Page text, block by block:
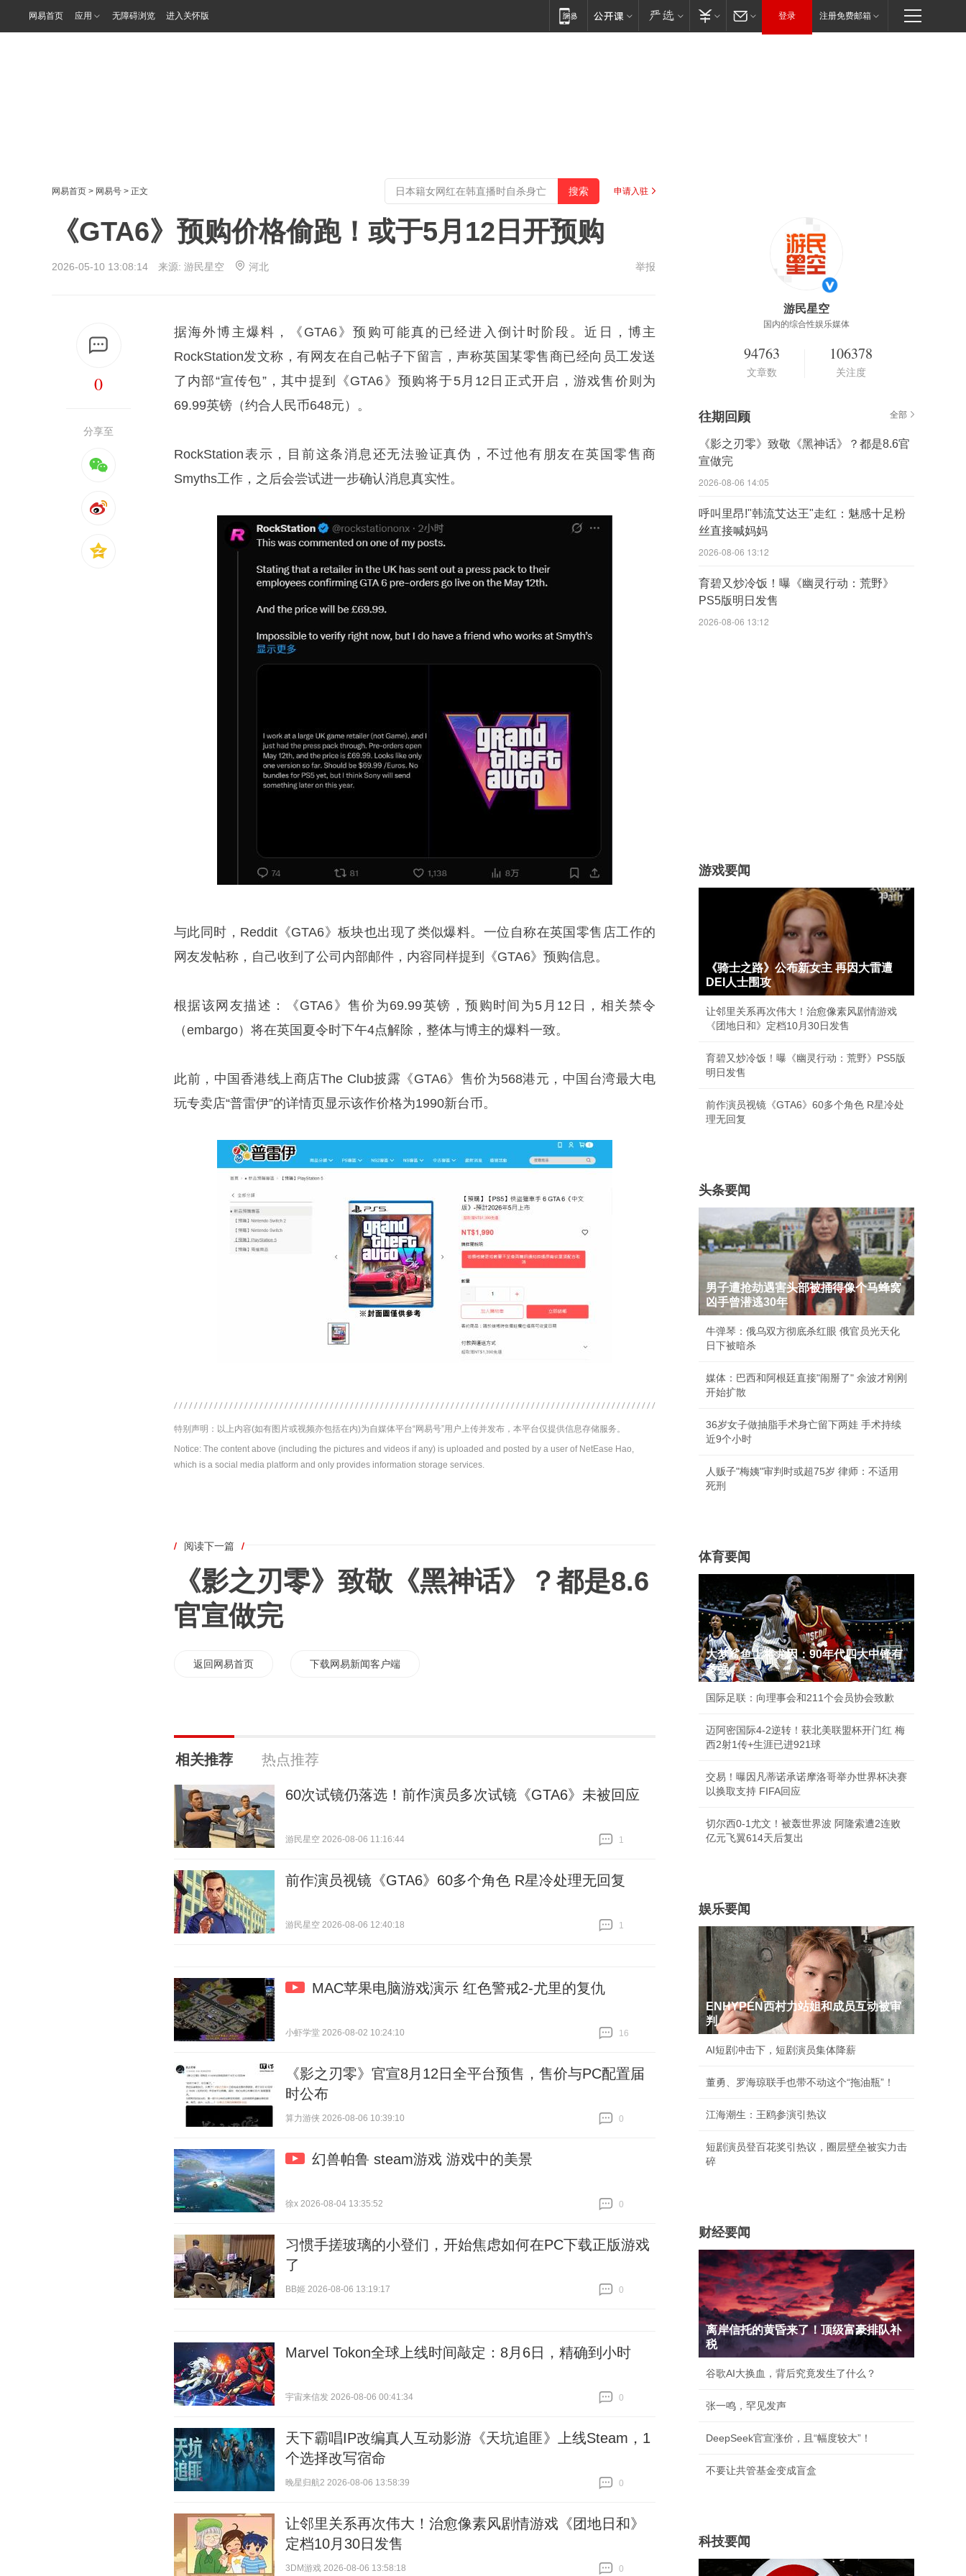
网易首页 应用 无障碍浏览 进入关怀版 登录 注册免费邮箱
网易首页 > 网易号 > 正文 申请入驻
《GTA6》预购价格偷跑！或于5月12日开预购
2026-05-10 13:08:14 来源: 游民星空 河北 举报
0
分享至
据海外博主爆料，《GTA6》预购可能真的已经进入倒计时阶段。近日，博主
RockStation发文称，有网友在自己帖子下留言，声称英国某零售商已经向员工发送
了内部“宣传包”，其中提到《GTA6》预购将于5月12日正式开启，游戏售价则为
69.99英镑（约合人民币648元）。
RockStation表示，目前这条消息还无法验证真伪，不过他有朋友在英国零售商
Smyths工作，之后会尝试进一步确认消息真实性。
与此同时，Reddit《GTA6》板块也出现了类似爆料。一位自称在英国零售店工作的
网友发帖称，自己收到了公司内部邮件，内容同样提到《GTA6》预购信息。
根据该网友描述：《GTA6》售价为69.99英镑，预购时间为5月12日，相关禁令
（embargo）将在英国夏令时下午4点解除，整体与博主的爆料一致。
此前，中国香港线上商店The Club披露《GTA6》售价为568港元，中国台湾最大电
玩专卖店“普雷伊”的详情页显示该作价格为1990新台币。
特别声明：以上内容(如有图片或视频亦包括在内)为自媒体平台“网易号”用户上传并发布，本平台仅提供信息存储服务。
Notice: The content above (including the pictures and videos if any) is uploaded and posted by a user of NetEase Hao,
which is a social media platform and only provides information storage services.
/ 阅读下一篇 /
《影之刃零》致敬《黑神话》？都是8.6
官宣做完
返回网易首页 下载网易新闻客户端
相关推荐 热点推荐
60次试镜仍落选！前作演员多次试镜《GTA6》未被回应
游民星空 2026-08-06 11:16:44
1
前作演员视镜《GTA6》60多个角色 R星冷处理无回复
游民星空 2026-08-06 12:40:18
1
MAC苹果电脑游戏演示 红色警戒2-尤里的复仇
小虾学堂 2026-08-02 10:24:10
16
《影之刃零》官宣8月12日全平台预售，售价与PC配置届
时公布
算力游侠 2026-08-06 10:39:10
0
幻兽帕鲁 steam游戏 游戏中的美景
徐x 2026-08-04 13:35:52
0
习惯手搓玻璃的小登们，开始焦虑如何在PC下载正版游戏
了
BB姬 2026-08-06 13:19:17
0
Marvel Tokon全球上线时间敲定：8月6日，精确到小时
宇宙来信发 2026-08-06 00:41:34
0
天下霸唱IP改编真人互动影游《天坑追匪》上线Steam，1
个选择改写宿命
晚星归航2 2026-08-06 13:58:39
0
让邻里关系再次伟大！治愈像素风剧情游戏《团地日和》
定档10月30日发售
3DM游戏 2026-08-06 13:58:18 0
游民星空
国内的综合性娱乐媒体
94763
文章数
106378
关注度
往期回顾 全部
《影之刃零》致敬《黑神话》？都是8.6官
宣做完
2026-08-06 14:05
呼叫里昂!"韩流艾达王"走红：魅感十足粉
丝直接喊妈妈
2026-08-06 13:12
育碧又炒冷饭！曝《幽灵行动：荒野》
PS5版明日发售
2026-08-06 13:12
游戏要闻
《骑士之路》公布新女主 再因大雷遭
DEI人士围攻
让邻里关系再次伟大！治愈像素风剧情游戏
《团地日和》定档10月30日发售
育碧又炒冷饭！曝《幽灵行动：荒野》PS5版
明日发售
前作演员视镜《GTA6》60多个角色 R星冷处
理无回复
头条要闻
男子遭抢劫遇害头部被捅得像个马蜂窝
凶手曾潜逃30年
牛弹琴：俄乌双方彻底杀红眼 俄官员光天化
日下被暗杀
媒体：巴西和阿根廷直接"闹掰了" 余波才刚刚
开始扩散
36岁女子做抽脂手术身亡留下两娃 手术持续
近9个小时
人贩子"梅姨"审判时或超75岁 律师：不适用
死刑
体育要闻
大梦鲨鱼上将尤因：90年代四大中锋有
多强
国际足联：向理事会和211个会员协会致歉
迈阿密国际4-2逆转！获北美联盟杯开门红 梅
西2射1传+生涯已进921球
交易！曝因凡蒂诺承诺摩洛哥举办世界杯决赛
以换取支持 FIFA回应
切尔西0-1尤文！被轰世界波 阿隆索遭2连败
亿元飞翼614天后复出
娱乐要闻
ENHYPEN西村力站姐和成员互动被审
判
AI短剧冲击下，短剧演员集体降薪
董勇、罗海琼联手也带不动这个“拖油瓶”！
江海潮生：王鸥参演引热议
短剧演员登百花奖引热议，圈层壁垒被实力击
碎
财经要闻
离岸信托的黄昏来了！顶级富豪排队补
税
谷歌AI大换血，背后究竟发生了什么？
张一鸣，罕见发声
DeepSeek官宣涨价，且“幅度较大”！
不要让共管基金变成盲盒
科技要闻